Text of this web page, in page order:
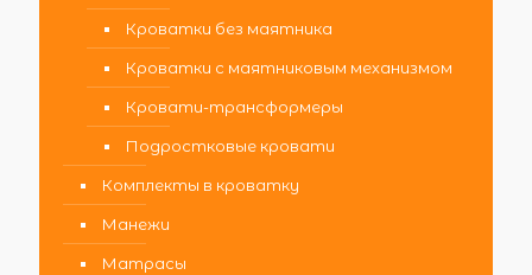
Кроватки без маятника
Кроватки с маятниковым механизмом
Кровати-трансформеры
Подростковые кровати
Комплекты в кроватку
Манежи
Матрасы